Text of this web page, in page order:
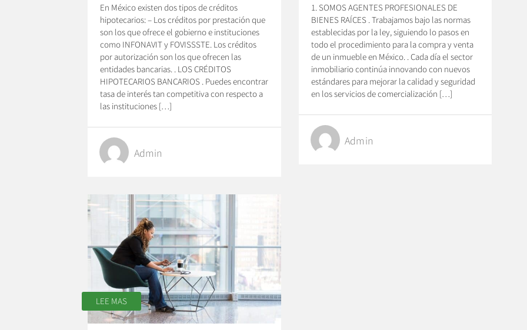
En México existen dos tipos de créditos
hipotecarios: – Los créditos por prestación que
son los que ofrece el gobierno e instituciones
como INFONAVIT y FOVISSSTE. Los créditos
por autorización son los que ofrecen las
entidades bancarias. . LOS CRÉDITOS
HIPOTECARIOS BANCARIOS . Puedes encontrar
tasa de interés tan competitiva con respecto a
las instituciones […]
Admin
1. SOMOS AGENTES PROFESIONALES DE
BIENES RAÍCES . Trabajamos bajo las normas
establecidas por la ley, siguiendo lo pasos en
todo el procedimiento para la compra y venta
de un inmueble en México. . Cada día el sector
inmobiliario continúa innovando con nuevos
estándares para mejorar la calidad y seguridad
en los servicios de comercialización […]
Admin
LEE MAS